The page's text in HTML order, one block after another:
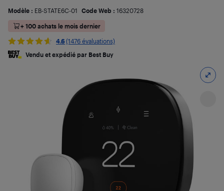
Modèle : EB-STATE6C-01 Code Web : 16320728
+ 100 achats le mois dernier
4.6 (1476 évaluations)
Vendu et expédié par Best Buy